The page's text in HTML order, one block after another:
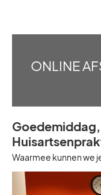
ONLINE
Waarmee kunnen we